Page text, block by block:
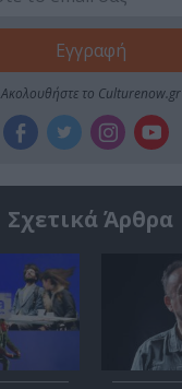
Ακολουθήστε το Culturenow.gr
Σχετικά Άρθρα